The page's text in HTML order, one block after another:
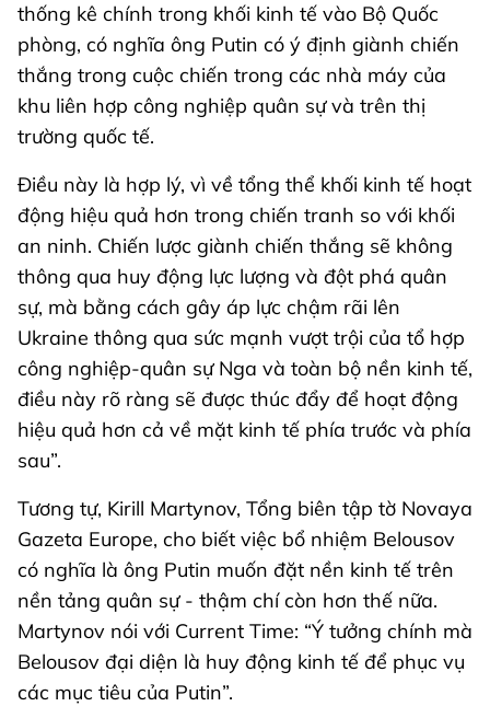
thống kê chính trong khối kinh tế vào Bộ Quốc
phòng, có nghĩa ông Putin có ý định giành chiến
thắng trong cuộc chiến trong các nhà máy của
khu liên hợp công nghiệp quân sự và trên thị
trường quốc tế.
Điều này là hợp lý, vì về tổng thể khối kinh tế hoạt
động hiệu quả hơn trong chiến tranh so với khối
an ninh. Chiến lược giành chiến thắng sẽ không
thông qua huy động lực lượng và đột phá quân
sự, mà bằng cách gây áp lực chậm rãi lên
Ukraine thông qua sức mạnh vượt trội của tổ hợp
công nghiệp-quân sự Nga và toàn bộ nền kinh tế,
điều này rõ ràng sẽ được thúc đẩy để hoạt động
hiệu quả hơn cả về mặt kinh tế phía trước và phía
sau”.
Tương tự, Kirill Martynov, Tổng biên tập tờ Novaya
Gazeta Europe, cho biết việc bổ nhiệm Belousov
có nghĩa là ông Putin muốn đặt nền kinh tế trên
nền tảng quân sự - thậm chí còn hơn thế nữa.
Martynov nói với Current Time: “Ý tưởng chính mà
Belousov đại diện là huy động kinh tế để phục vụ
các mục tiêu của Putin”.